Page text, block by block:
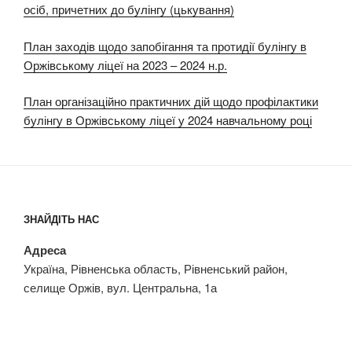
осіб, причетних до булінгу (цькування)
План заходів щодо запобігання та протидії булінгу в
Оржівському ліцеї на 2023 – 2024 н.р.
План організаційно практичних дій щодо профілактики
булінгу в Оржівському ліцеї у 2024 навчальному році
ЗНАЙДІТЬ НАС
Адреса
Україна, Рівненська область, Рівненський район,
селище Оржів, вул. Центральна, 1а